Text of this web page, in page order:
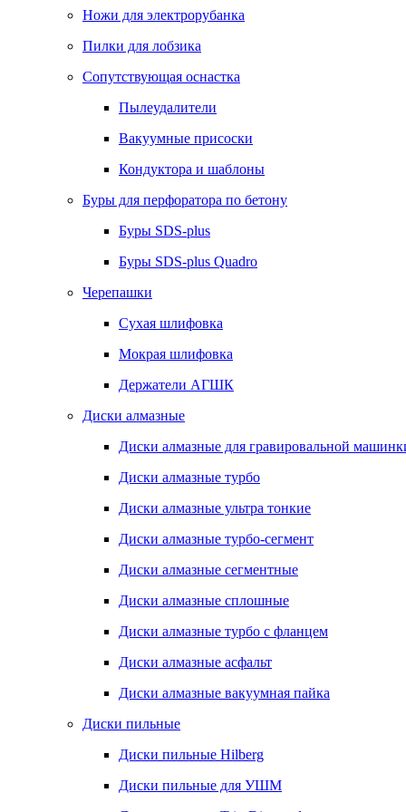
Ножи для электрорубанка
Пилки для лобзика
Сопутствующая оснастка
Пылеудалители
Вакуумные присоски
Кондуктора и шаблоны
Буры для перфоратора по бетону
Буры SDS-plus
Буры SDS-plus Quadro
Черепашки
Сухая шлифовка
Мокрая шлифовка
Держатели АГШК
Диски алмазные
Диски алмазные для гравировальной
Диски алмазные турбо
Диски алмазные ультра тонкие
Диски алмазные турбо-сегмент
Диски алмазные сегментные
Диски алмазные сплошные
Диски алмазные турбо с фланцем
Диски алмазные асфальт
Диски алмазные вакуумная пайка
Диски пильные
Диски пильные Hilberg
Диски пильные для УШМ